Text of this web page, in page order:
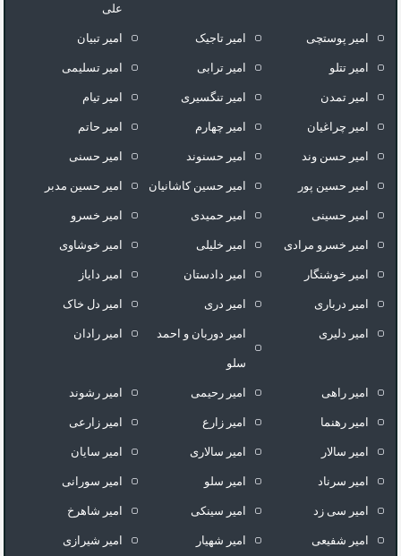
علی
امیر پوستچی امیر تاجیک امیر تبیان
امیر تتلو امیر ترابی امیر تسلیمی
امیر تمدن امیر تنگسیری امیر تیام
امیر چراغیان امیر چهارم امیر حاتم
امیر حسن وند امیر حسنوند امیر حسنی
امیر حسین پور امیر حسین کاشانیان امیر حسین مدبر
امیر حسینی امیر حمیدی امیر خسرو
امیر خسرو مرادی امیر خلیلی امیر خوشاوی
امیر خوشنگار امیر دادستان امیر دایاز
امیر درباری امیر دری امیر دل خاک
امیر دلیری امیر دوربان و احمد
سلو
امیر رادان
امیر راهی امیر رحیمی امیر رشوند
امیر رهنما امیر زارع امیر زارعی
امیر سالار امیر سالاری امیر سایان
امیر سرناد امیر سلو امیر سورانی
امیر سی زد امیر سینکی امیر شاهرخ
امیر شفیعی امیر شهیار امیر شیرازی